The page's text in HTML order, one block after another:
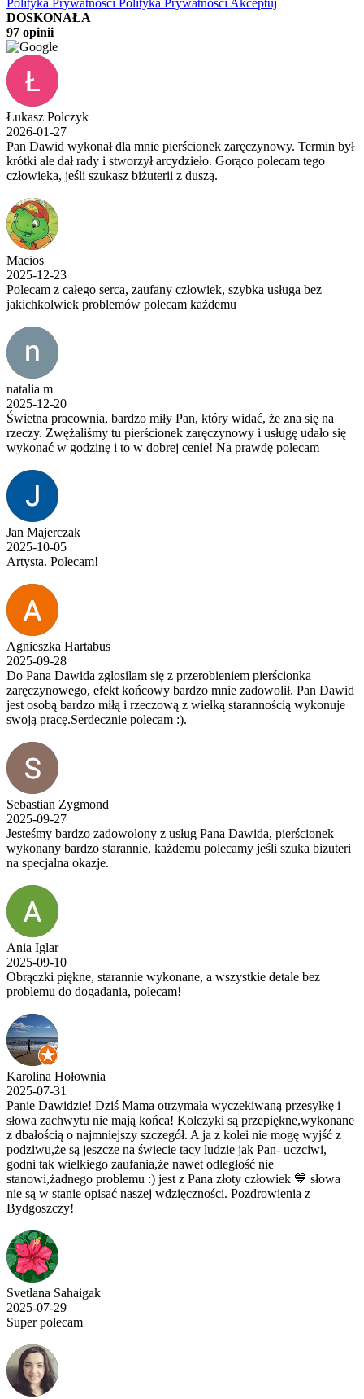
Polityka Prywatności Polityka Prywatności Akceptuj
DOSKONAŁA
97 opinii
Łukasz Polczyk
2026-01-27
Pan Dawid wykonał dla mnie pierścionek zaręczynowy. Termin był
krótki ale dał rady i stworzył arcydzieło. Gorąco polecam tego
człowieka, jeśli szukasz biżuterii z duszą.
Macios
2025-12-23
Polecam z całego serca, zaufany człowiek, szybka usługa bez
jakichkolwiek problemów polecam każdemu
natalia m
2025-12-20
Świetna pracownia, bardzo miły Pan, który widać, że zna się na
rzeczy. Zwężaliśmy tu pierścionek zaręczynowy i usługę udało się
wykonać w godzinę i to w dobrej cenie! Na prawdę polecam
Jan Majerczak
2025-10-05
Artysta. Polecam!
Agnieszka Hartabus
2025-09-28
Do Pana Dawida zglosilam się z przerobieniem pierścionka
zaręczynowego, efekt końcowy bardzo mnie zadowolił. Pan Dawid
jest osobą bardzo miłą i rzeczową z wielką starannością wykonuje
swoją pracę.Serdecznie polecam :).
Sebastian Zygmond
2025-09-27
Jesteśmy bardzo zadowolony z usług Pana Dawida, pierścionek
wykonany bardzo starannie, każdemu polecamy jeśli szuka bizuteri
na specjalna okazje.
Ania Iglar
2025-09-10
Obrączki piękne, starannie wykonane, a wszystkie detale bez
problemu do dogadania, polecam!
Karolina Hołownia
2025-07-31
Panie Dawidzie! Dziś Mama otrzymała wyczekiwaną przesyłkę i
słowa zachwytu nie mają końca! Kolczyki są przepiękne,wykonane
z dbałością o najmniejszy szczegół. A ja z kolei nie mogę wyjść z
podziwu,że są jeszcze na świecie tacy ludzie jak Pan- uczciwi,
godni tak wielkiego zaufania,że nawet odległość nie
stanowi,żadnego problemu :) jest z Pana złoty człowiek 💙 słowa
nie są w stanie opisać naszej wdzięczności. Pozdrowienia z
Bydgoszczy!
Svetlana Sahaigak
2025-07-29
Super polecam